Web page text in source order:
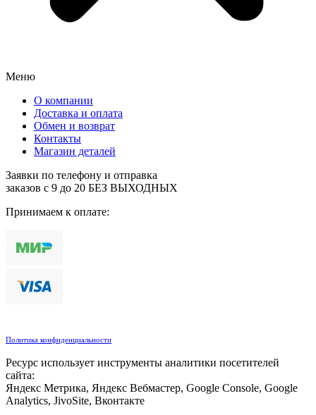
Меню
О компании
Доставка и оплата
Обмен и возврат
Контакты
Магазин деталей
Заявки по телефону и отправка
заказов с 9 до 20 БЕЗ ВЫХОДНЫХ
Принимаем к оплате:
Политика конфиденциальности
Ресурс использует инструменты аналитики посетителей
сайта:
Яндекс Метрика, Яндекс Вебмастер, Google Console, Google
Analytics, JivoSite, Вконтакте